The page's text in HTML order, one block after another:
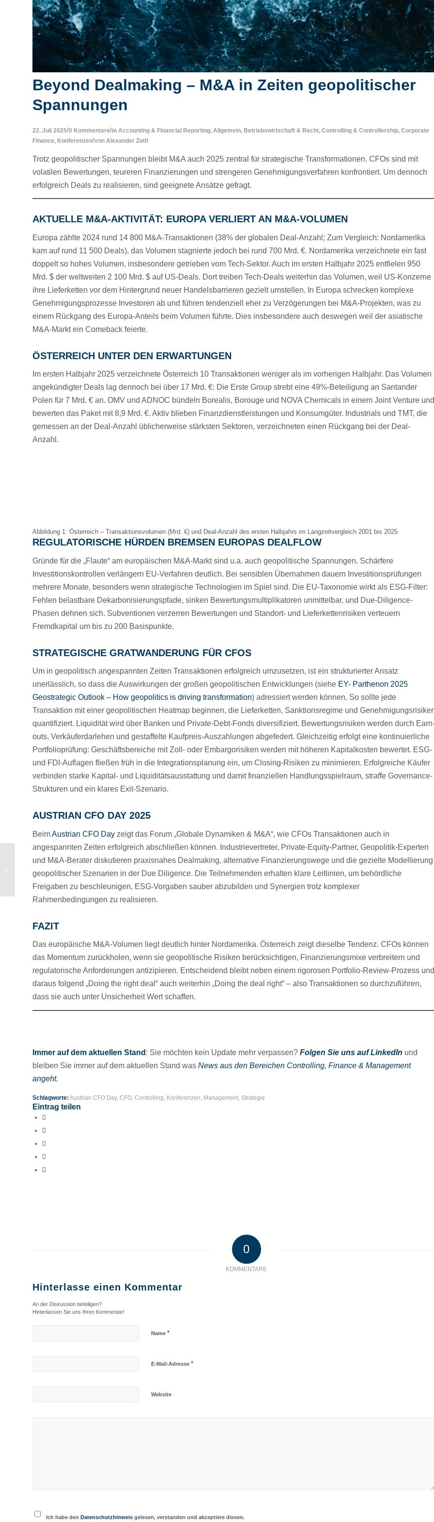
Beyond Dealmaking – M&A in Zeiten geopolitischer
Spannungen
22. Juli 2025/0 Kommentare/in Accounting & Financial Reporting, Allgemein, Betriebswirtschaft & Recht, Controlling & Controllership, Corporate
Finance, Konferenzen/von Alexander Zottl
Trotz geopolitischer Spannungen bleibt M&A auch 2025 zentral für strategische Transformationen. CFOs sind mit
volatilen Bewertungen, teureren Finanzierungen und strengeren Genehmigungsverfahren konfrontiert. Um dennoch
erfolgreich Deals zu realisieren, sind geeignete Ansätze gefragt.
AKTUELLE M&A-AKTIVITÄT: EUROPA VERLIERT AN M&A-VOLUMEN
Europa zählte 2024 rund 14 800 M&A-Transaktionen (38% der globalen Deal-Anzahl; Zum Vergleich: Nordamerika
kam auf rund 11 500 Deals), das Volumen stagnierte jedoch bei rund 700 Mrd. €. Nordamerika verzeichnete ein fast
doppelt so hohes Volumen, insbesondere getrieben vom Tech-Sektor. Auch im ersten Halbjahr 2025 entfielen 950
Mrd. $ der weltweiten 2 100 Mrd. $ auf US-Deals. Dort treiben Tech-Deals weiterhin das Volumen, weil US-Konzerne
ihre Lieferketten vor dem Hintergrund neuer Handelsbarrieren gezielt umstellen. In Europa schrecken komplexe
Genehmigungsprozesse Investoren ab und führen tendenziell eher zu Verzögerungen bei M&A-Projekten, was zu
einem Rückgang des Europa-Anteils beim Volumen führte. Dies insbesondere auch deswegen weil der asiatische
M&A-Markt ein Comeback feierte.
ÖSTERREICH UNTER DEN ERWARTUNGEN
Im ersten Halbjahr 2025 verzeichnete Österreich 10 Transaktionen weniger als im vorherigen Halbjahr. Das Volumen
angekündigter Deals lag dennoch bei über 17 Mrd. €: Die Erste Group strebt eine 49%-Beteiligung an Santander
Polen für 7 Mrd. € an. OMV und ADNOC bündeln Borealis, Borouge und NOVA Chemicals in einem Joint Venture und
bewerten das Paket mit 8,9 Mrd. €. Aktiv blieben Finanzdienstleistungen und Konsumgüter. Industrials und TMT, die
gemessen an der Deal-Anzahl üblicherweise stärksten Sektoren, verzeichneten einen Rückgang bei der Deal-
Anzahl.
Abbildung 1: Österreich – Transaktionsvolumen (Mrd. €) und Deal-Anzahl des ersten Halbjahrs im Langzeitvergleich 2001 bis 2025
REGULATORISCHE HÜRDEN BREMSEN EUROPAS DEALFLOW
Gründe für die „Flaute“ am europäischen M&A-Markt sind u.a. auch geopolitische Spannungen. Schärfere
Investitionskontrollen verlängern EU-Verfahren deutlich. Bei sensiblen Übernahmen dauern Investitionsprüfungen
mehrere Monate, besonders wenn strategische Technologien im Spiel sind. Die EU-Taxonomie wirkt als ESG-Filter:
Fehlen belastbare Dekarbonisierungspfade, sinken Bewertungsmultiplikatoren unmittelbar, und Due-Diligence-
Phasen dehnen sich. Subventionen verzerren Bewertungen und Standort- und Lieferkettenrisiken verteuern
Fremdkapital um bis zu 200 Basispunkte.
STRATEGISCHE GRATWANDERUNG FÜR CFOS
Um in geopolitisch angespannten Zeiten Transaktionen erfolgreich umzusetzen, ist ein strukturierter Ansatz
unerlässlich, so dass die Auswirkungen der großen geopolitischen Entwicklungen (siehe EY- Parthenon 2025
Geostrategic Outlook – How geopolitics is driving transformation) adressiert werden können. So sollte jede
Transaktion mit einer geopolitischen Heatmap beginnen, die Lieferketten, Sanktionsregime und
quantifiziert. Liquidität wird über Banken und Private-Debt-Fonds diversifiziert. Bewertungsrisiken werden durch
outs, Verkäuferdarlehen und gestaffelte Kaufpreis-Auszahlungen abgefedert. Gleichzeitig erfolgt eine kontinuierliche
Portfolioprüfung: Geschäftsbereiche mit Zoll- oder Embargorisiken werden mit höheren Kapitalkosten bewertet. ESG-
und FDI-Auflagen fließen früh in die Integrationsplanung ein, um Closing-Risiken zu minimieren. Erfolgreiche Käufer
verbinden starke Kapital- und Liquiditätsausstattung und damit finanziellen Handlungsspielraum, straffe Governance-
Strukturen und ein klares Exit-Szenario.
AUSTRIAN CFO DAY 2025
BeimAustrian CFO Day zeigt das Forum „Globale Dynamiken & M&A“, wie CFOs Transaktionen auch in
angespannten Zeiten erfolgreich abschließen können. Industrievertreter, Private-Equity-Partner, Geopolitik-Experten
und M&A-Berater diskutieren praxisnahes Dealmaking, alternative Finanzierungswege und die gezielte Modellierung
geopolitischer Szenarien in der Due Diligence. Die Teilnehmenden erhalten klare Leitlinien, um behördliche
Freigaben zu beschleunigen, ESG-Vorgaben sauber abzubilden und Synergien trotz komplexer
Rahmenbedingungen zu realisieren.
FAZIT
Das europäische M&A-Volumen liegt deutlich hinter Nordamerika. Österreich zeigt dieselbe Tendenz. CFOs können
das Momentum zurückholen, wenn sie geopolitische Risiken berücksichtigen, Finanzierungsmixe verbreitern und
regulatorische Anforderungen antizipieren. Entscheidend bleibt neben einem rigorosen Portfolio-Review-Prozess und
daraus folgend „Doing the right deal“ auch weiterhin „Doing the deal right“ – also Transaktionen so durchzuführen,
dass sie auch unter Unsicherheit Wert schaffen.
Immer auf dem aktuellen Stand : Sie möchten kein Update mehr verpassen? Folgen Sie uns auf LinkedIn und
bleiben Sie immer auf dem aktuellen Stand was News aus den Bereichen Controlling, Finance & Management
angeht.
Schlagworte: Austrian CFO Day, CFO Controlling Konferenzen Management Strategie
Eintrag teilen
0
KOMMENTARE
Hinterlasse einen Kommentar
An der Diskussion beteiligen?
Hinterlassen Sie uns Ihren Kommentar!
Name *
E-Mail-Adresse *
Website
Ich habe den Datenschutzhinweisgelesen, verstanden und akzeptiere diesen.
Zurück zur Zukunft –
Weichen gestellt
werden müssen